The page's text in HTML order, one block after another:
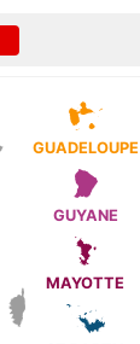
GUADELOUPE
GUYANE
MAYOTTE